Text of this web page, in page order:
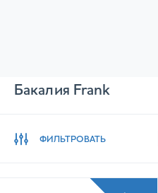
Бакалия Frank
ФИЛЬТРОВАТЬ